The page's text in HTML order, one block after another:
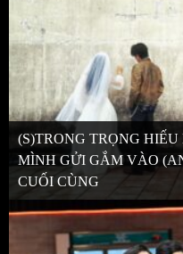
(S)TRONG TRỌNG
MÌNH GỬI GẮM VÀO
CUỐI CÙNG